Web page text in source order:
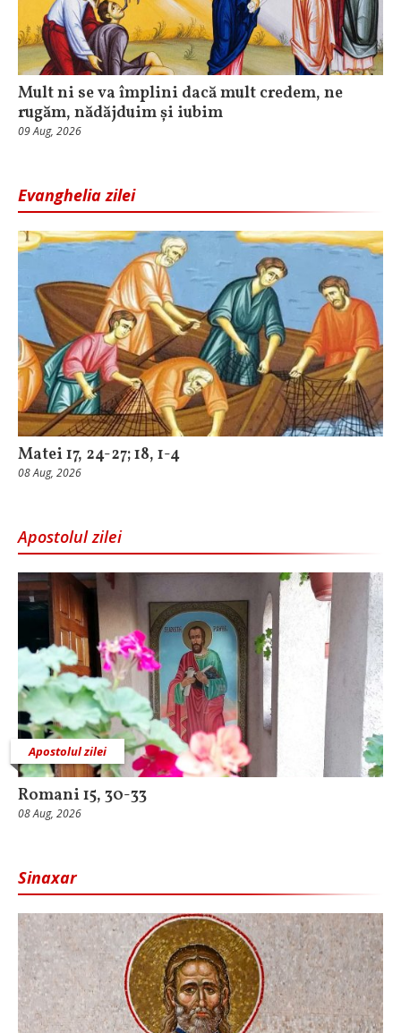
Mult ni se va împlini dacă mult credem, ne
rugăm, nădăjduim și iubim
09 Aug, 2026
Evanghelia zilei
Matei 17, 24-27; 18, 1-4
08 Aug, 2026
Apostolul zilei
Apostolul zilei
Romani 15, 30-33
08 Aug, 2026
Sinaxar